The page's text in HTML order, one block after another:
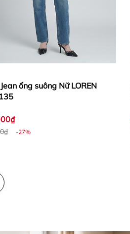
ống suông Nữ LOREN
-27%